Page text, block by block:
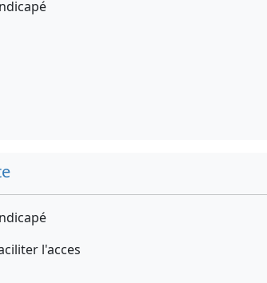
l'acces